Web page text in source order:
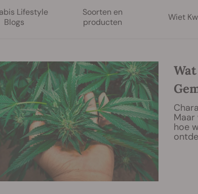
Lifestyle
Blogs
Soorten en
producten
Wiet
Maar
hoe